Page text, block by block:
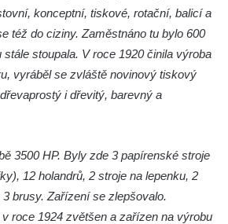
ulici v Novém Boru
ulici v Novém
náměstí v
konceptní, tiskové, rotační, balicí a
též do ciziny. Zaměstnáno tu bylo 600
stoupala. V roce 1920 činila výroba
vyráběl se zvláště novinový tiskový
i dřevitý, barevný a
3500 HP. Byly zde 3 papírenské stroje
12 holandrů, 2 stroje na lepenku, 2
brusy. Zařízení se zlepšovalo.
roce 1924 zvětšen a zařízen na výrobu